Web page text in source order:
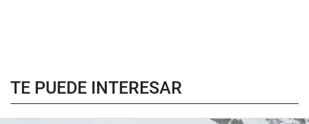
TE PUEDE INTERESAR